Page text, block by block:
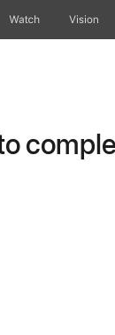
Watch Vision